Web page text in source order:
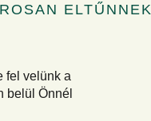
ELTŰNNEK
fel velünk a
belül Önnél